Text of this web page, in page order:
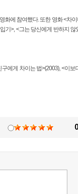
화에 참여했다. 또한 영화 <차이
기>, <그는 당신에게 반하지 않
에게 차이는 법>(2003), <이보